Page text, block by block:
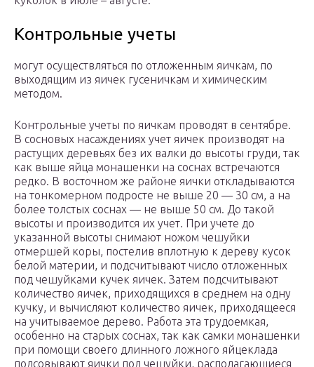
Контрольные учеты
могут осуществляться по отложенным яичкам, по
выходящим из яичек гусеничкам и химическим
методом.
Контрольные учеты по яичкам проводят в сентябре.
В сосновых насаждениях учет яичек производят на
растущих деревьях без их валки до высоты груди, так
как выше яйца монашенки на соснах встречаются
редко. В восточном же районе яички откладываются
на тонкомерном подросте не выше 20 — 30 см, а на
более толстых соснах — не выше 50 см. До такой
высоты и производится их учет. При учете до
указанной высоты снимают ножом чешуйки
отмершей коры, постелив вплотную к дереву кусок
белой материи, и подсчитывают число отложенных
под чешуйками кучек яичек. Затем подсчитывают
количество яичек, приходящихся в среднем на одну
кучку, и вычисляют количество яичек, приходящееся
на учитываемое дерево. Работа эта трудоемкая,
особенно на старых соснах, так как самки монашенки
при помощи своего длинного ложного яйцеклада
подсовывают яички под чешуйки, располагающиеся